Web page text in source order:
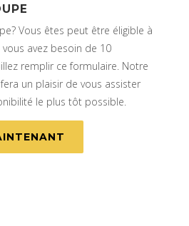
Vous êtes peut être éligible à
avez besoin de 10
remplir ce formulaire. Notre
un plaisir de vous assister
le plus tôt possible.